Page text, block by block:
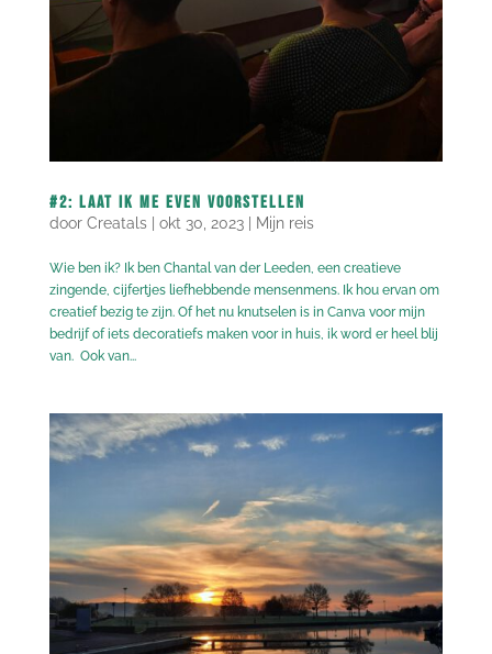
#2: Laat ik me even voorstellen
door Creatals| okt 30, 2023| Mijn reis
Wie ben ik? Ik ben Chantal van der Leeden, een creatieve
zingende, cijfertjes liefhebbende mensenmens. Ik hou ervan om
creatief bezig te zijn. Of het nu knutselen is in Canva voor mijn
bedrijf of iets decoratiefs maken voor in huis, ik word er heel blij
van. Ook van...